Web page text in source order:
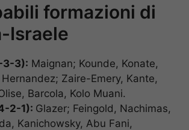
formazioni di
Israele
3-3): Maignan; Kounde, Konate,
Zaire-Emery, Kante,
Barcola, Kolo Muani.
2-1): Glazer; Feingold, Nachimas,
Kanichowsky, Abu Fani,